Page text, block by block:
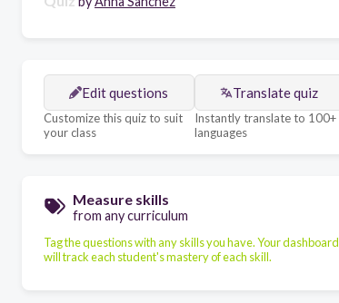
Edit questions
Customize this quiz to suit
your class
Translate quiz
Instantly translate to 100+
languages
Measure skills
from any curriculum
Tag the questions with any skills you have. Your dashboard
will track each student's mastery of each skill.